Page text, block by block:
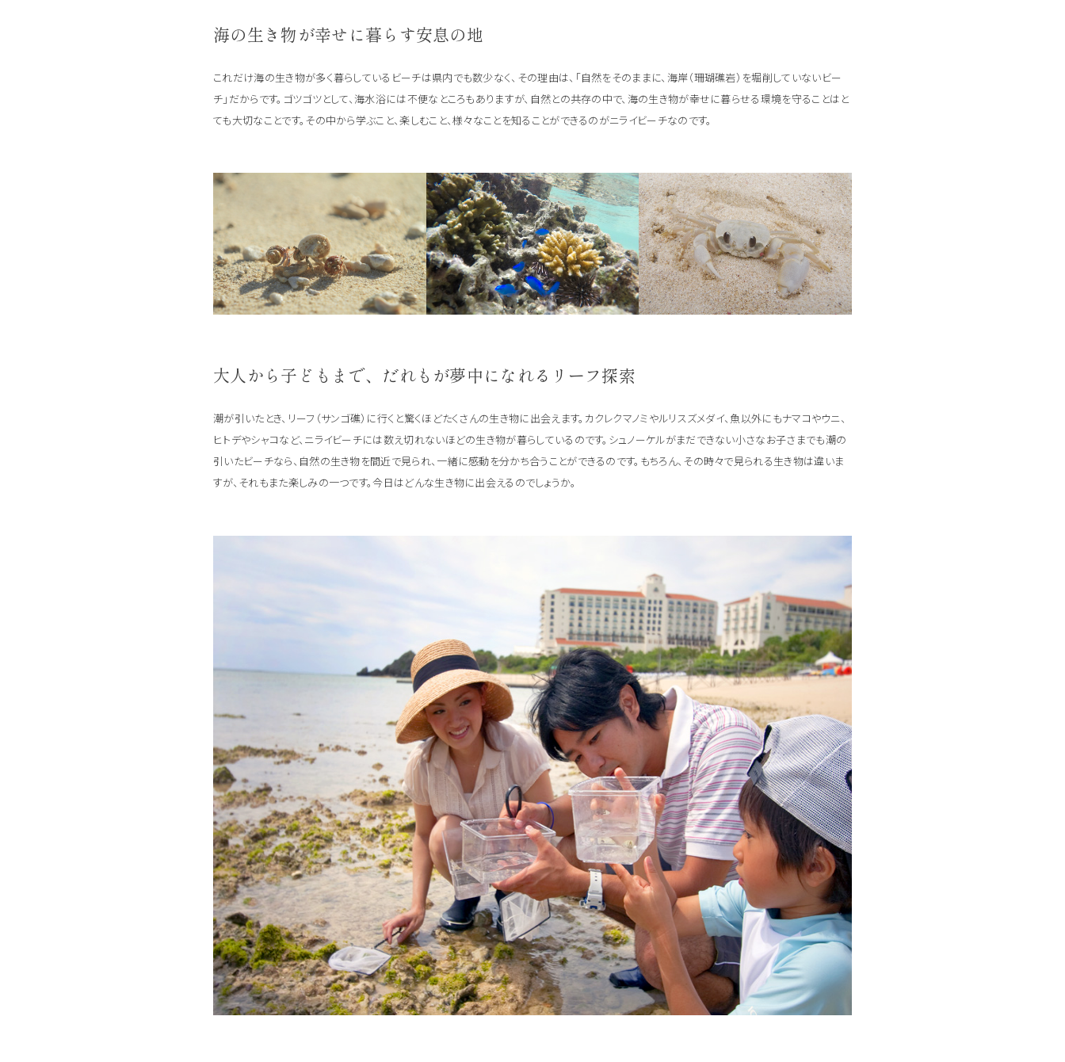
海の生き物が幸せに暮らす安息の地
これだけ海の生き物が多く暮らしているビーチは県内でも数少なく、その理由は、「自然をそのままに、海岸（珊瑚礁岩）を堀削していないビー
チ」だからです。ゴツゴツとして、海水浴には不便なところもありますが、自然との共存の中で、海の生き物が幸せに暮らせる環境を守ることはと
ても大切なことです。その中から学ぶこと、楽しむこと、様々なことを知ることができるのがニライビーチなのです。
大人から子どもまで、だれもが夢中になれるリーフ探索
潮が引いたとき、リーフ（サンゴ礁）に行くと驚くほどたくさんの生き物に出会えます。カクレクマノミやルリスズメダイ、魚以外にもナマコやウニ、
ヒトデやシャコなど、ニライビーチには数え切れないほどの生き物が暮らしているのです。シュノーケルがまだできない小さなお子さまでも潮の
引いたビーチなら、自然の生き物を間近で見られ、一緒に感動を分かち合うことができるのです。もちろん、その時々で見られる生き物は違いま
すが、それもまた楽しみの一つです。今日はどんな生き物に出会えるのでしょうか。